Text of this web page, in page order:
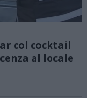
col cocktail
al locale